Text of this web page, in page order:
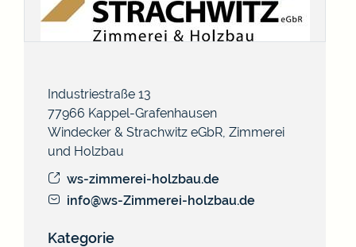
Windecker & Strachwitz eGbR, Zimmerei
und Holzbau
Industriestraße 13
77966 Kappel-Grafenhausen
ws-zimmerei-holzbau.de
info@ws-Zimmerei-holzbau.de
Kategorie